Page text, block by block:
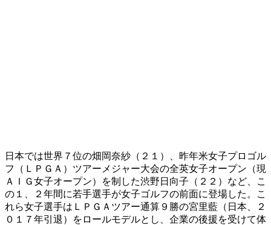
日本では世界７位の畑岡奈紗（２１）、昨年米女子プロゴル
フ（ＬＰＧＡ）ツアーメジャー大会の全英女子オープン（現
ＡＩＧ女子オープン）を制した渋野日向子（２２）など、こ
の１、２年間に若手選手が女子ゴルフの前面に登場した。こ
れら女子選手はＬＰＧＡツアー通算９勝の宮里藍（日本、２
０１７年引退）をロールモデルとし、企業の後援を受けて体